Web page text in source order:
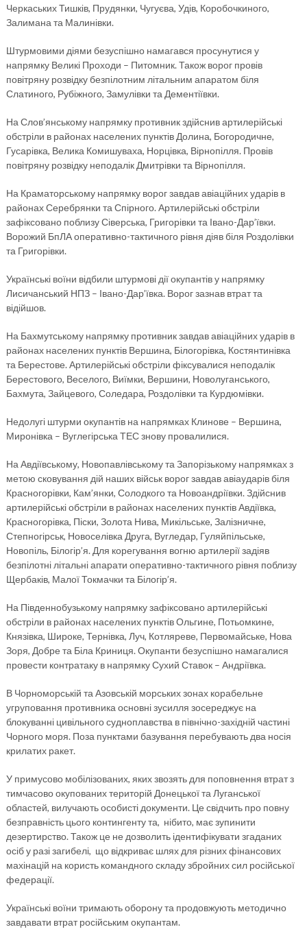
Черкаських Тишків, Прудянки, Чугуєва, Удів, Коробочкиного,
Залимана та Малинівки.
Штурмовими діями безуспішно намагався просунутися у
напрямку Великі Проходи – Питомник. Також ворог провів
повітряну розвідку безпілотним літальним апаратом біля
Слатиного, Рубіжного, Замулівки та Дементіївки.
На Слов’янському напрямку противник здійснив артилерійські
обстріли в районах населених пунктів Долина, Богородичне,
Гусарівка, Велика Комишуваха, Норцівка, Вірнопілля. Провів
повітряну розвідку неподалік Дмитрівки та Вірнопілля.
На Краматорському напрямку ворог завдав авіаційних ударів в
районах Серебрянки та Спірного. Артилерійські обстріли
зафіксовано поблизу Сіверська, Григорівки та Івано-Дар’ївки.
Ворожий БпЛА оперативно-тактичного рівня діяв біля Роздолівки
та Григорівки.
Українські воїни відбили штурмові дії окупантів у напрямку
Лисичанський НПЗ – Івано-Дар’ївка. Ворог зазнав втрат та
відійшов.
На Бахмутському напрямку противник завдав авіаційних ударів в
районах населених пунктів Вершина, Білогорівка, Костянтинівка
та Берестове. Артилерійські обстріли фіксувалися неподалік
Берестового, Веселого, Виїмки, Вершини, Новолуганського,
Бахмута, Зайцевого, Соледара, Роздолівки та Курдюмівки.
Недолугі штурми окупантів на напрямках Клинове – Вершина,
Миронівка – Вуглегірська ТЕС знову провалилися.
На Авдіївському, Новопавлівському та Запорізькому напрямках з
метою сковування дій наших військ ворог завдав авіаударів біля
Красногорівки, Кам’янки, Солодкого та Новоандріївки. Здійснив
артилерійські обстріли в районах населених пунктів Авдіївка,
Красногорівка, Піски, Золота Нива, Микільське, Залізничне,
Степногірськ, Новоселівка Друга, Вугледар, Гуляйпільське,
Новопіль, Білогір’я. Для корегування вогню артилерії задіяв
безпілотні літальні апарати оперативно-тактичного рівня поблизу
Щербаків, Малої Токмачки та Білогір’я.
На Південнобузькому напрямку зафіксовано артилерійські
обстріли в районах населених пунктів Ольгине, Потьомкине,
Князівка, Широке, Тернівка, Луч, Котляреве, Первомайське, Нова
Зоря, Добре та Біла Криниця. Окупанти безуспішно намагалися
провести контратаку в напрямку Сухий Ставок – Андріївка.
В Чорноморській та Азовській морських зонах корабельне
угруповання противника основні зусилля зосереджує на
блокуванні цивільного судноплавства в північно-західній частині
Чорного моря. Поза пунктами базування перебувають два носія
крилатих ракет.
У примусово мобілізованих, яких звозять для поповнення втрат з
тимчасово окупованих територій Донецької та Луганської
областей, вилучають особисті документи. Це свідчить про повну
безправність цього контингенту та, нібито, має зупинити
дезертирство. Також це не дозволить ідентифікувати згаданих
осіб у разі загибелі, що відкриває шлях для різних фінансових
махінацій на користь командного складу збройних сил російської
федерації.
Українські воїни тримають оборону та продовжують методично
завдавати втрат російським окупантам.